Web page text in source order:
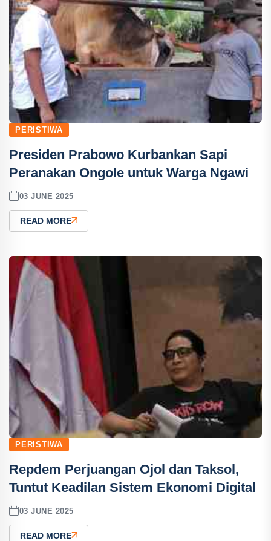
PERISTIWA
Presiden Prabowo Kurbankan Sapi
Peranakan Ongole untuk Warga Ngawi
03 JUNE 2025
READ MORE
PERISTIWA
Repdem Perjuangan Ojol dan Taksol,
Tuntut Keadilan Sistem Ekonomi Digital
03 JUNE 2025
READ MORE